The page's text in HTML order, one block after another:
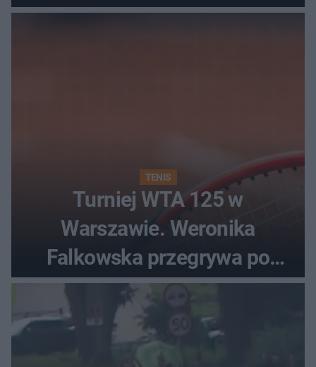
TENIS
Turniej WTA 125 w
Warszawie. Weronika
Falkowska przegrywa po
zaciętym boju